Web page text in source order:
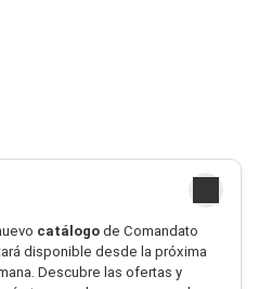
catálogode Comandato
disponible desde la próxima
Descubre las ofertas y